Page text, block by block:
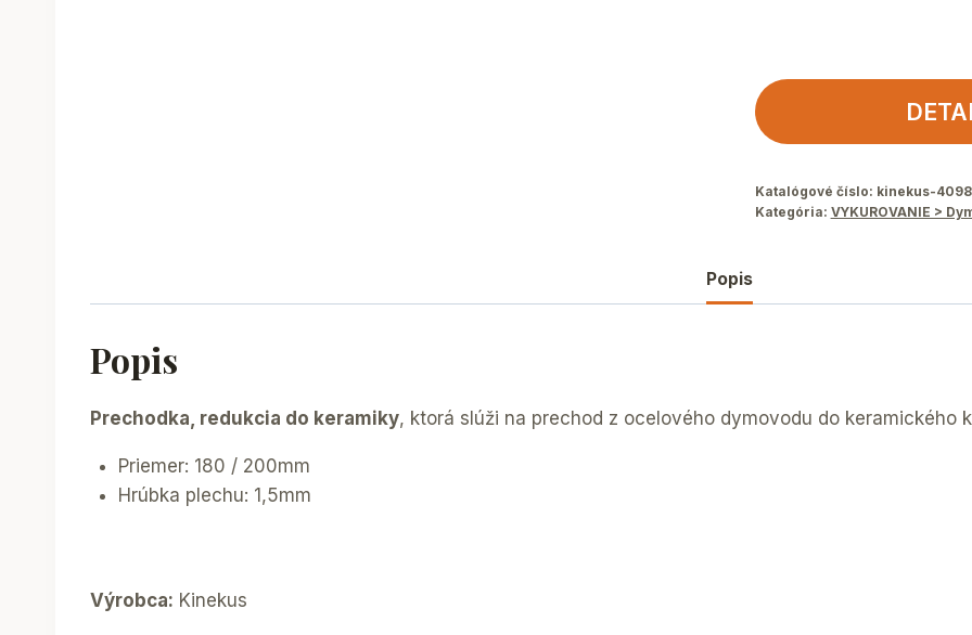
Katalógové číslo: kinekus-
Kategória: VYKUROVANIE >
Popis
Popis
Prechodka, redukcia do keramiky, ktorá slúži na prechod z ocelového dymovodu do keramického
Priemer: 180 / 200mm
Hrúbka plechu: 1,5mm
Výrobca: Kinekus